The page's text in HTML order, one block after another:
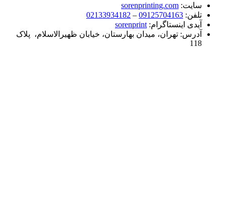
سایت: sorenprinting.com
تلفن: 09125704163
–
02133934182
آیدی اینستاگرام: sorenprint
آدرس: تهران، میدان بهارستان، خیابان ظهیرالاسلام، پلاک
118